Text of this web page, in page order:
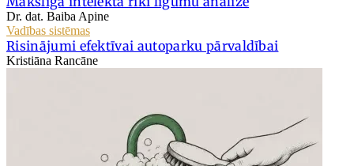
Dr. dat. Baiba Apine
Vadības sistēmas
Risinājumi efektīvai autoparku pārvaldībai
Kristiāna Rancāne